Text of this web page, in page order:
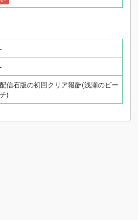
-
-
配信石版の初回クリア報酬(浅瀬のビー
チ)